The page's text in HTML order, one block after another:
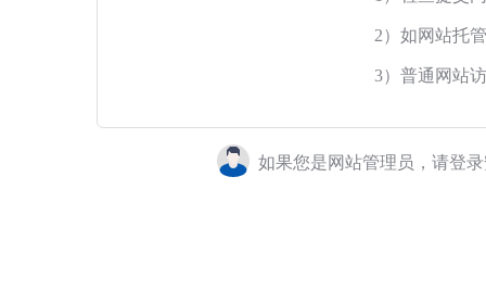
2）如网站托
3）普通网站
如果您是网站管理员，请登